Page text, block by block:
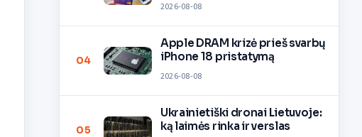
2026-08-08
04
Apple DRAM krizė prieš svarbų
iPhone 18 pristatymą
2026-08-08
05
Ukrainietiški dronai Lietuvoje:
ką laimės rinka ir verslas